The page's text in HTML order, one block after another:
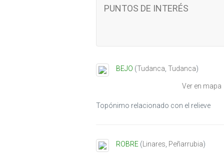
PUNTOS DE INTERÉS
BEJO (Tudanca Tudanca)
Ver en mapa
Topónimo relacionado con el relieve
ROBRE ( Linares Peñarrubia)